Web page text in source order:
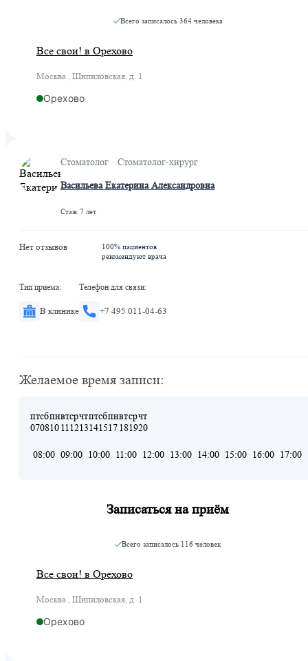
Всего записалось364 человека
Все свои! в Орехово
Москва , Шипиловская, д. 1
Орехово
Стоматолог · Стоматолог-хирург
Васильева Екатерина Александровна
Стаж 7 лет
Нет отзывов
100% пациентов
рекомендуют врача
Тип приема:
В клинике
Телефон для связи:
+7 495 011-04-63
Желаемое время записи:
пт
07
сб
08
пн
10
вт
11
ср
12
чт
13
пт
14
сб
15
пн
17
вт
18
ср
19
чт
20
08:00 09:00 10:00 11:00 12:00 13:00 14:00 15:00 16:00 17:00
Записаться на приём
Всего записалось 116 человек
Все свои! в Орехово
Москва , Шипиловская, д. 1
Орехово